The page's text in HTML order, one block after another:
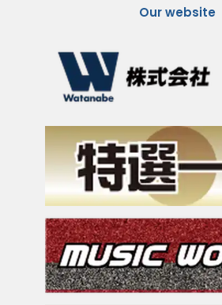
Our website